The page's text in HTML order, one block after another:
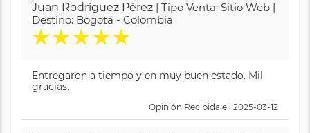
Juan Rodríguez Pérez | Tipo Venta: Sitio Web |
Destino: Bogotá - Colombia
★★★★★
Entregaron a tiempo y en muy buen estado. Mil
gracias.
Opinión Recibida el: 2025-03-12